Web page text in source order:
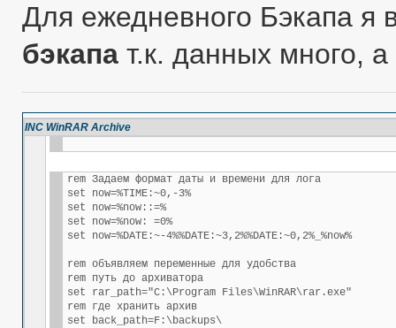
Для ежедневного Бэкапа я
бэкапа т.к. данных много,
INC WinRAR Archive
rem Задаем формат даты и времени для лога
set now=%TIME:~0,-3%
set now=%now::=%
set now=%now: =0%
set now=%DATE:~-4%%DATE:~3,2%%DATE:~0,2%_%now%
rem объявляем переменные для удобства
rem путь до архиватора
set rar_path="C:\Program Files\WinRAR\rar.exe"
rem где хранить архив
set back_path=F:\backups\